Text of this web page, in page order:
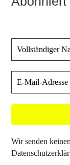
Wir senden